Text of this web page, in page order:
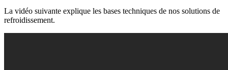
La vidéo suivante explique les bases techniques de nos solutions de
refroidissement.